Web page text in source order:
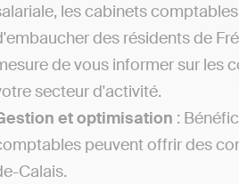
les cabinets
des résidents de
de vous informer sur les
secteur d'activité.
et optimisation :
peuvent offrir des
Calais.